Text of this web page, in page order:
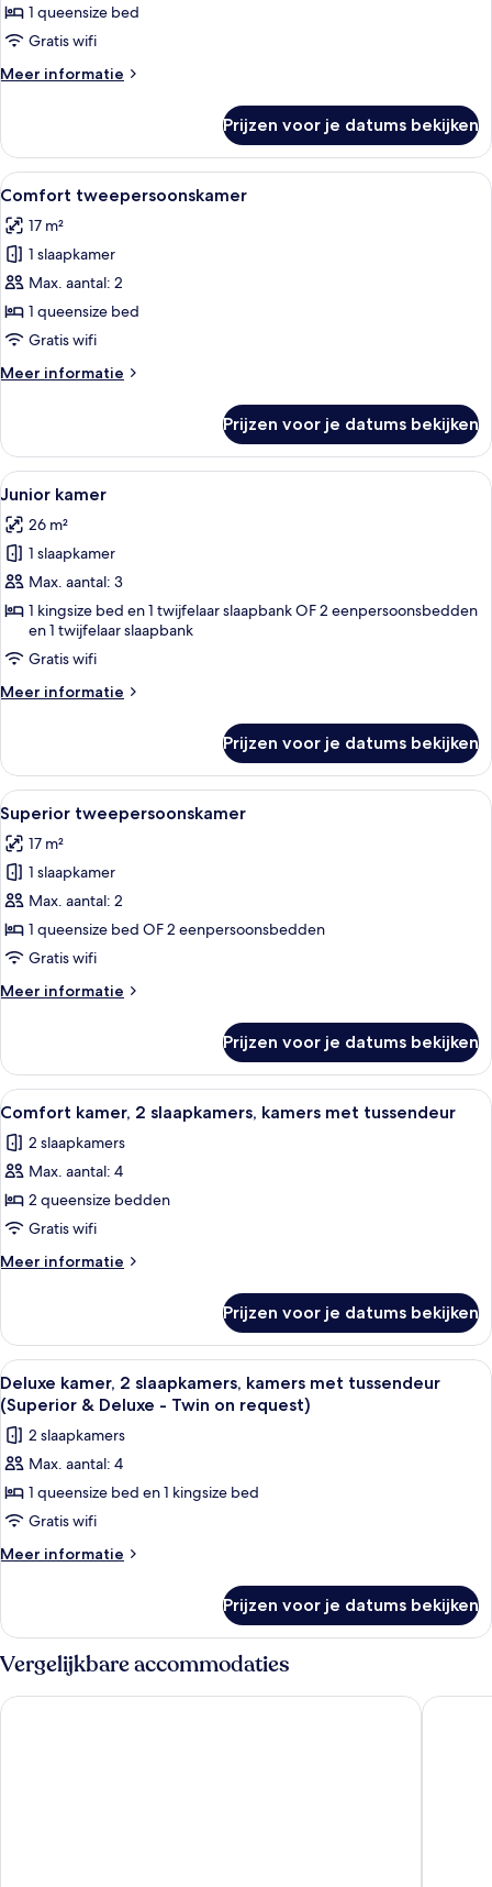
laden1 queensize bed
Gratis wifi
Meer informatie
Meer
tweepersoonskamer
Prijzen voor je datums bekijken
Alle
foto's
voor
Comfort
tweepersoonskamer
laden
Een hotelkamer met een bed, een
5
Comfort tweepersoonskamer
17 m²
1 slaapkamer
Max. aantal: 2
1 queensize bed
Gratis wifi
Meer informatie
Meer
tweepersoonskamer
Prijzen voor je datums bekijken
Alle
foto's
voor
Junior
kamer
laden
Hotelkamer met een bed, twee
3
Junior kamer
26 m²
1 slaapkamer
Max. aantal: 3
1 kingsize bed en 1 twijfelaar slaapbank OF 2 eenpersoonsbedden
en 1 twijfelaar slaapbank
Gratis wifi
Meer informatie
Meer
kamer
Prijzen voor je datums bekijken
Alle
foto's
voor
Superior
tweepersoonskamer
laden
Een hotelkamer met twee bedden,
4
Superior tweepersoonskamer
17 m²
1 slaapkamer
Max. aantal: 2
1 queensize bed OF 2 eenpersoonsbedden
Gratis wifi
Meer informatie
Meer
tweepersoonskamer
Prijzen voor je datums bekijken
Alle
foto's
voor
Comfort
kamer,
2
slaapkamers,
kamers
tussendeur
laden
Een hotelkamer met een bed, een
6
Comfort kamer, 2 slaapkamers, kamers met tussendeur
2 slaapkamers
Max. aantal: 4
2 queensize bedden
Gratis wifi
Meer informatie
Meer
kamer,
slaapkamers,
kamers
met
tussendeur
Prijzen voor je datums bekijken
Alle
foto's
voor
Deluxe
kamer,
2
slaapkamers,
kamers
(Superior
Deluxe
-
Een hotelkamer met twee bedden,
5
Deluxe kamer, 2 slaapkamers, kamers met tussendeur
(Superior & Deluxe - Twin on request)
2 slaapkamers
Max. aantal: 4
1 queensize bed en 1 kingsize bed
Gratis wifi
Meer informatie
Meer
kamer,
slaapkamers,
met
Prijzen voor je datums bekijken
Vergelijkbare accommodaties
Drawing Hôtel L'Empire